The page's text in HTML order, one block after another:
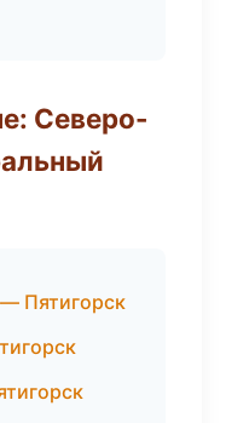
Северо-
Пятигорск